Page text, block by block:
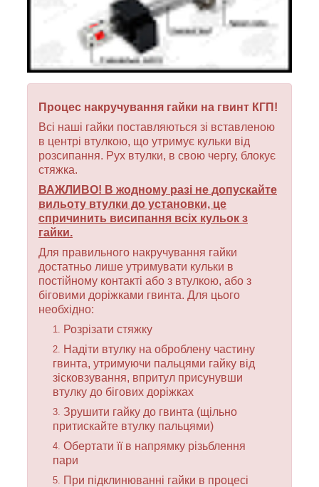
Процес накручування гайки на гвинт КГП!
Всі наші гайки поставляються зі вставленою
в центрі втулкою, що утримує кульки від
розсипання. Рух втулки, в свою чергу, блокує
стяжка.
ВАЖЛИВО! В жодному разі не допускайте
вильоту втулки до установки, це
спричинить висипання всіх кульок з
гайки.
Для правильного накручування гайки
достатньо лише утримувати кульки в
постійному контакті або з втулкою, або з
біговими доріжками гвинта. Для цього
необхідно:
Розрізати стяжку
Надіти втулку на оброблену частину
гвинта, утримуючи пальцями гайку від
зісковзування, впритул присунувши
втулку до бігових доріжках
Зрушити гайку до гвинта (щільно
притискайте втулку пальцями)
Обертати її в напрямку різьблення
пари
При підклинюванні гайки в процесі